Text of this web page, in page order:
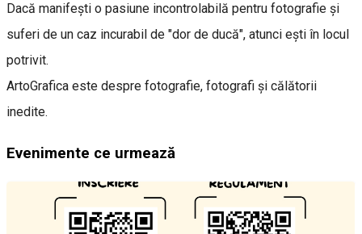
Dacă manifești o pasiune incontrolabilă pentru fotografie și
suferi de un caz incurabil de "dor de ducă", atunci ești în locul
potrivit.
ArtoGrafica este despre fotografie, fotografi și călătorii
inedite.
Evenimente ce urmează